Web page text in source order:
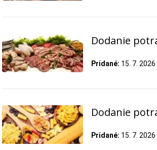
Dodanie
Pridané: 15. 7. 2026
Dodanie
Pridané: 15. 7. 2026